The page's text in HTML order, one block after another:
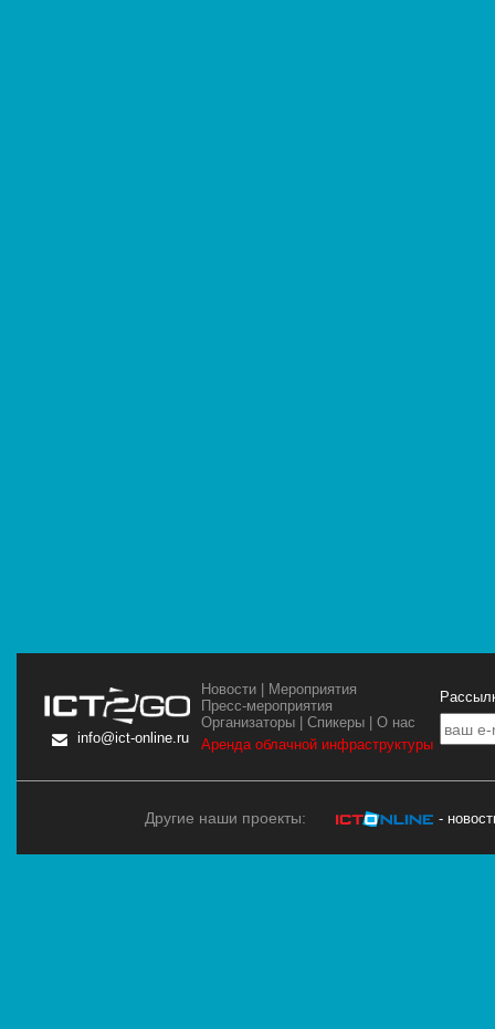
info@ict-online.ru
Новости
Мероприятия
Пресс-мероприятия
Организаторы |Спикеры |О нас
Аренда облачной инфраструктуры
Другие наши проекты: -